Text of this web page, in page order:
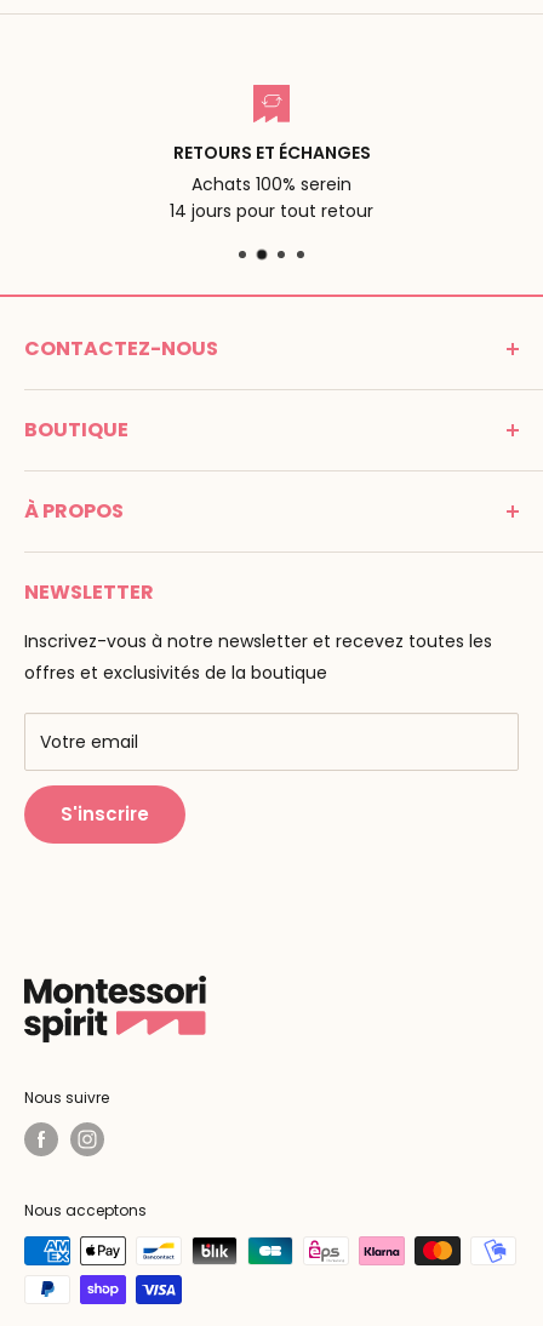
RETOURS ET ÉCHANGES
Achats 100% serein
14 jours pour tout retour
CONTACTEZ-NOUS
MONTESSORI SPIRIT
Promenade Jean Dalba
Tél : 05 53 61 21 26
Email :info@montessori-spirit.com
BOUTIQUE
C G V
Mentions légales
Paiement
Livraison
F.A.Q
À PROPOS
Montessori Spirit
Maria Montessori
La pédagogie
Nos marques
Centres de formation
Public Montessori
NEWSLETTER
Inscrivez-vous à notre newsletter et recevez toutes les
offres et exclusivités de la boutique
Votre email
S'inscrire
Nous suivre
Nous acceptons